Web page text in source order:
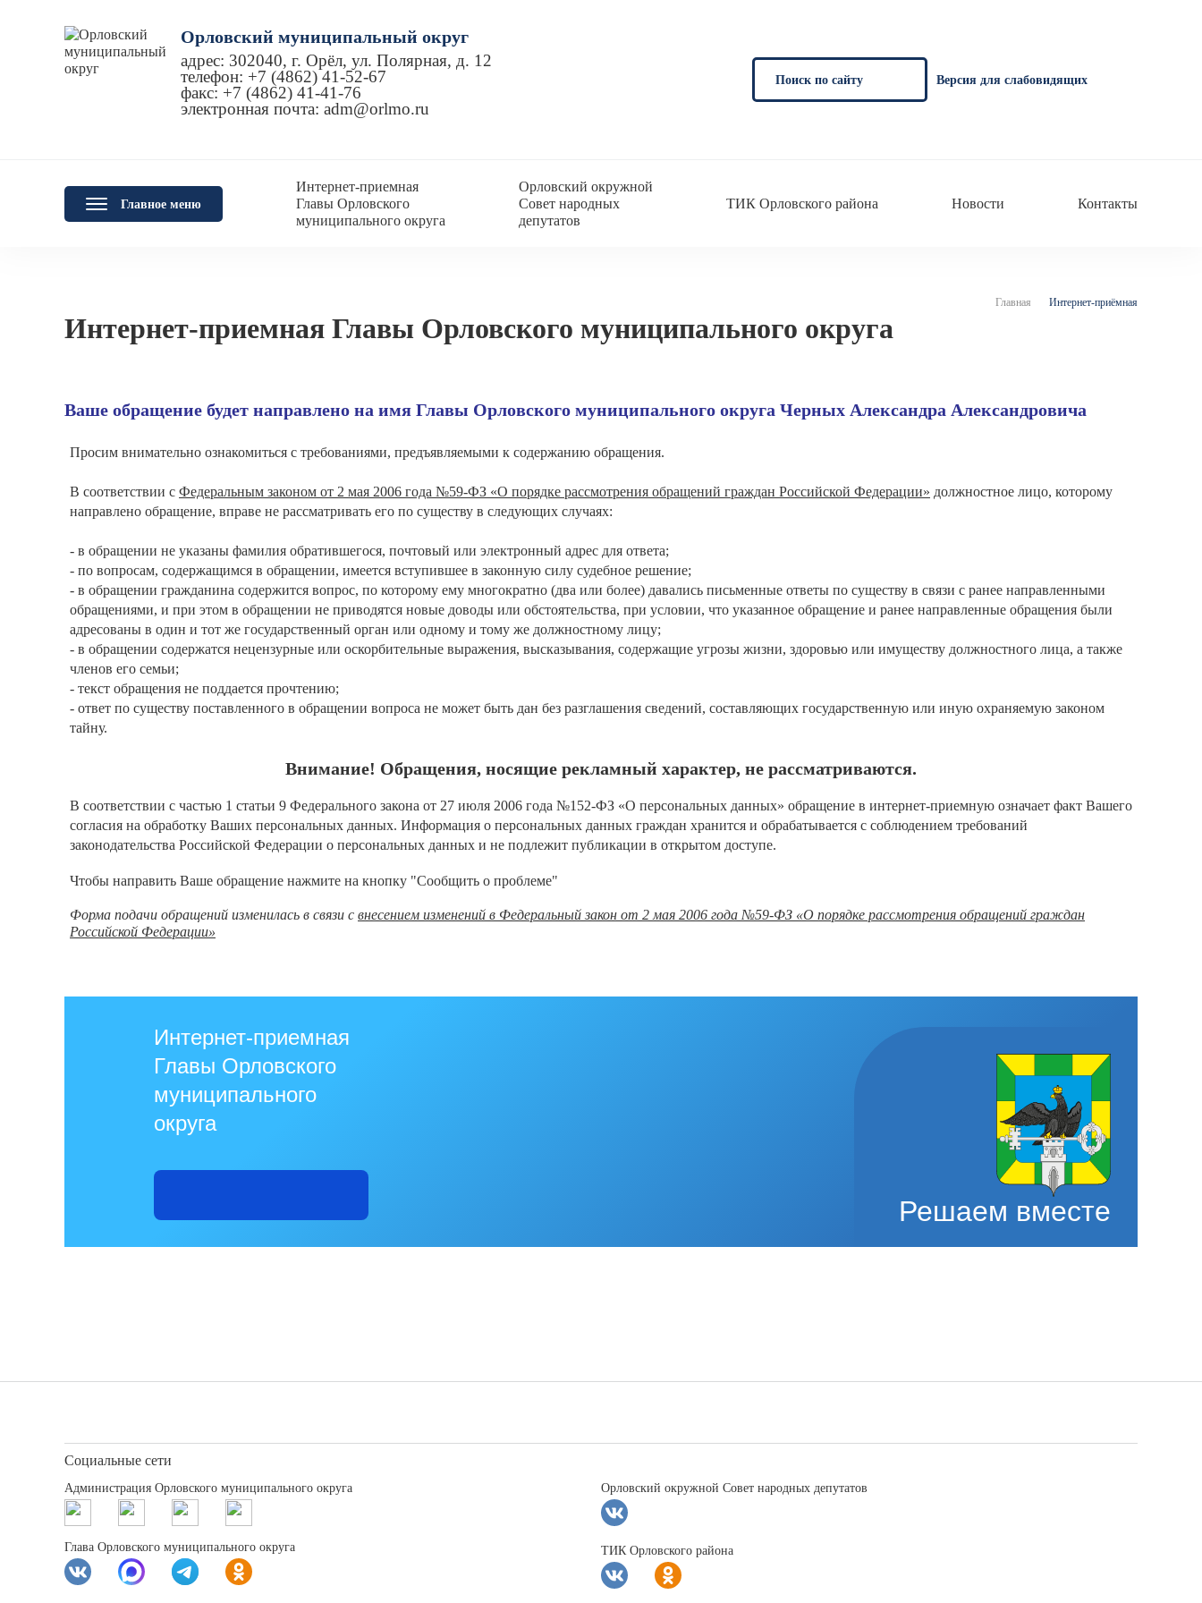
Орловский муниципальный округ
адрес: 302040, г. Орёл, ул. Полярная, д. 12
телефон: +7 (4862) 41-52-67
факс: +7 (4862) 41-41-76
электронная почта: adm@orlmo.ru
Поиск по сайту Версия для слабовидящих
Главное меню
Интернет-приемная
Главы Орловского
муниципального округа
Орловский окружной
Совет народных
депутатов
ТИК Орловского района Новости Контакты
Главная Интернет-приёмная
Интернет-приемная Главы Орловского муниципального округа
Ваше обращение будет направлено на имя Главы Орловского муниципального округа Черных Александра Александровича
Просим внимательно ознакомиться с требованиями, предъявляемыми к содержанию обращения.
В соответствии с Федеральным законом от 2 мая 2006 года №59-ФЗ «О порядке рассмотрения обращений граждан Российской Федерации» должностное лицо, которому
направлено обращение, вправе не рассматривать его по существу в следующих случаях:
- в обращении не указаны фамилия обратившегося, почтовый или электронный адрес для ответа;
- по вопросам, содержащимся в обращении, имеется вступившее в законную силу судебное решение;
- в обращении гражданина содержится вопрос, по которому ему многократно (два или более) давались письменные ответы по существу в связи с ранее направленными
обращениями, и при этом в обращении не приводятся новые доводы или обстоятельства, при условии, что указанное обращение и ранее направленные обращения были
адресованы в один и тот же государственный орган или одному и тому же должностному лицу;
- в обращении содержатся нецензурные или оскорбительные выражения, высказывания, содержащие угрозы жизни, здоровью или имуществу должностного лица, а также
членов его семьи;
- текст обращения не поддается прочтению;
- ответ по существу поставленного в обращении вопроса не может быть дан без разглашения сведений, составляющих государственную или иную охраняемую законом
тайну.
Внимание! Обращения, носящие рекламный характер, не рассматриваются.
В соответствии с частью 1 статьи 9 Федерального закона от 27 июля 2006 года №152-ФЗ «О персональных данных» обращение в интернет-приемную означает факт Вашего
согласия на обработку Ваших персональных данных. Информация о персональных данных граждан хранится и обрабатывается с соблюдением требований
законодательства Российской Федерации о персональных данных и не подлежит публикации в открытом доступе.
Чтобы направить Ваше обращение нажмите на кнопку "Сообщить о проблеме"
Форма подачи обращений изменилась в связи с внесением изменений в Федеральный закон от 2 мая 2006 года №59-ФЗ «О порядке рассмотрения обращений граждан
Российской Федерации»
Решаем вместе
Интернет-приемная
Главы Орловского
муниципального
округа
Социальные сети
Администрация Орловского муниципального округа Орловский окружной Совет народных депутатов
Глава Орловского муниципального округа ТИК Орловского района